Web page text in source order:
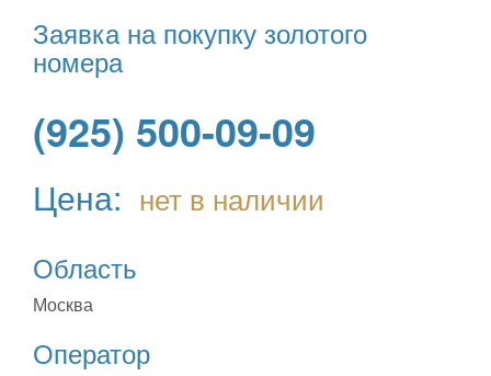
Заявка на покупку золотого
номера
(925) 500-09-09
Цена: нет в наличии
Область
Москва
Оператор